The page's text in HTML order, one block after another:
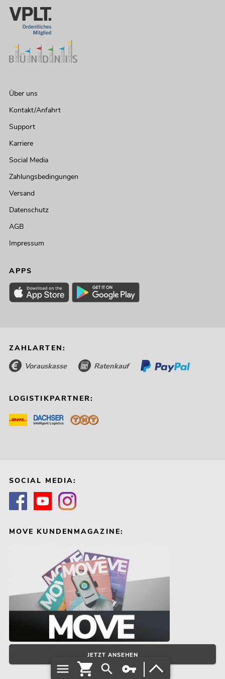
Über uns
Kontakt/Anfahrt
Support
Karriere
Social Media
Zahlungsbedingungen
Versand
Datenschutz
AGB
Impressum
APPS
ZAHLARTEN:
Vorauskasse Ratenkauf
LOGISTIKPARTNER:
SOCIAL MEDIA:
MOVE KUNDENMAGAZINE:
JETZT ANSEHEN